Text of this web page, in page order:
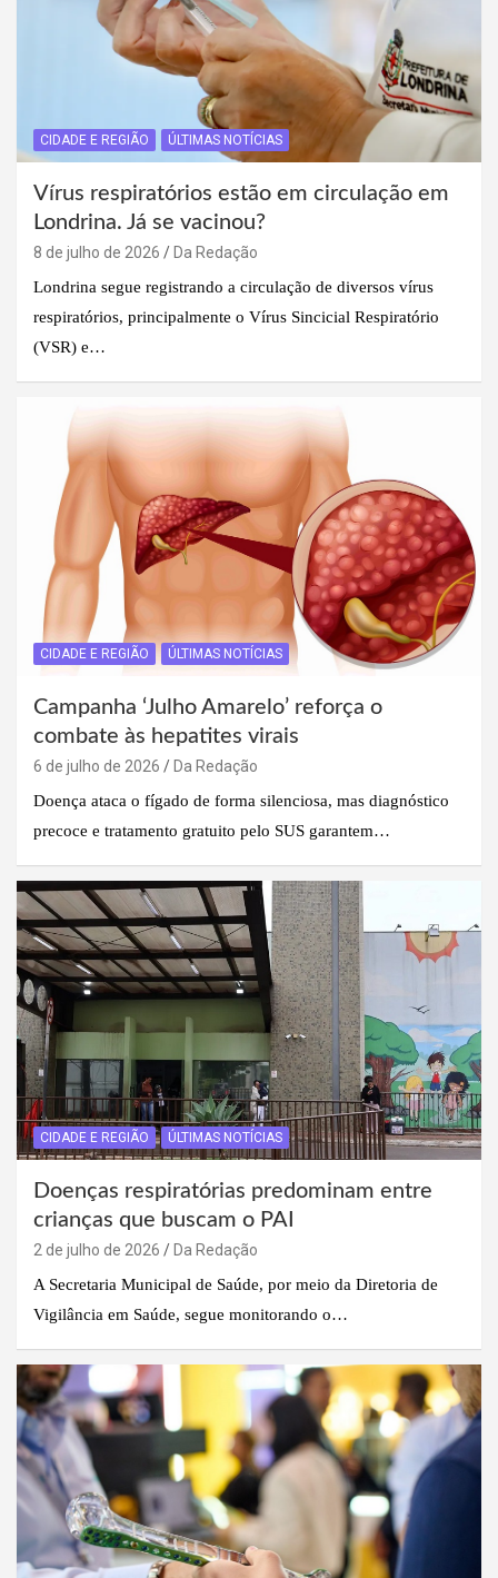
CIDADE E REGIÃO ÚLTIMAS NOTÍCIAS
Vírus respiratórios estão em circulação em
Londrina. Já se vacinou?
8 de julho de 2026
Da Redação
Londrina segue registrando a circulação de diversos vírus
respiratórios, principalmente o Vírus Sincicial Respiratório
(VSR) e…
CIDADE E REGIÃO ÚLTIMAS NOTÍCIAS
Campanha ‘Julho Amarelo’ reforça o
combate às hepatites virais
6 de julho de 2026
Da Redação
Doença ataca o fígado de forma silenciosa, mas diagnóstico
precoce e tratamento gratuito pelo SUS garantem…
CIDADE E REGIÃO ÚLTIMAS NOTÍCIAS
Doenças respiratórias predominam entre
crianças que buscam o PAI
2 de julho de 2026
Da Redação
A Secretaria Municipal de Saúde, por meio da Diretoria de
Vigilância em Saúde, segue monitorando o…